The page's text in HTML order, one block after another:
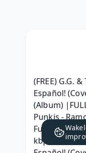
(FREE) G.G.
Español!
(Album)
Punkis -
Full album
kbps } G.G.